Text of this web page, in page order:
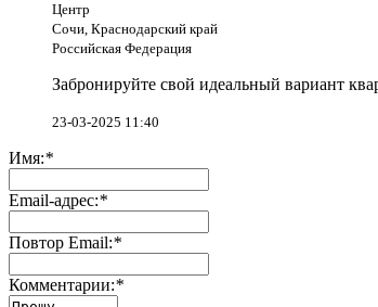
Центр
Сочи, Краснодарский край
Российская Федерация
Забронируйте свой идеальный вариант
23-03-2025 11:40
Имя:*
Email-адрес:*
Повтор Email:*
Комментарии:*